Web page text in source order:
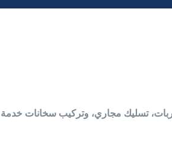
تسليك مجاري، وتركيب سخانات خدمة